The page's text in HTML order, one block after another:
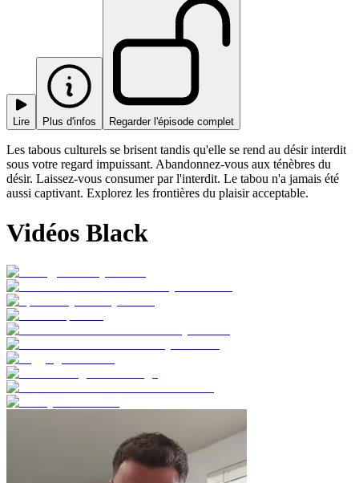
Lire Plus d'infos Regarder l'épisode complet
Les tabous culturels se brisent tandis qu'elle se rend au désir interdit
sous votre regard impuissant. Abandonnez-vous aux ténèbres du
désir. Laissez-vous consumer par l'interdit. Le tabou n'a jamais été
aussi captivant. Explorez les frontières du plaisir acceptable.
Vidéos Black